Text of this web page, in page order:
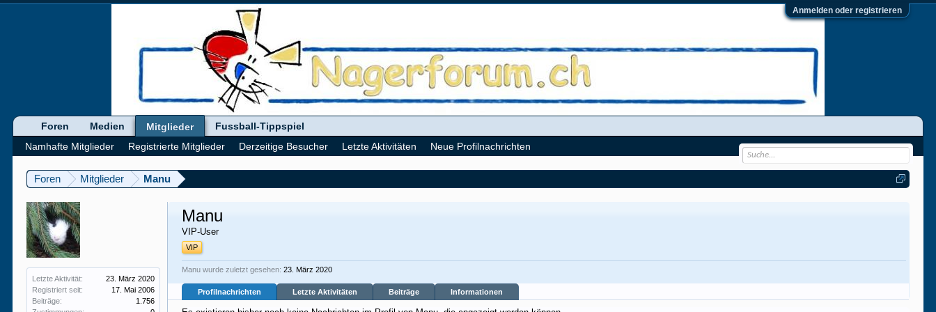
Anmelden oder registrieren
Foren Mitglieder Manu
Letzte Aktivität:
23. März 2020
Registriert seit:
17. Mai 2006
Beiträge:
1.756
Manu
VIP-User
VIP
Manu wurde zuletzt gesehen: 23. März 2020
Profilnachrichten Letzte Aktivitäten Beiträge Informationen
Foren Medien
Mitglieder
Namhafte Mitglieder
Registrierte Mitglieder Derzeitige Besucher Letzte Aktivitäten Neue Profilnachrichten
Fussball-Tippspiel